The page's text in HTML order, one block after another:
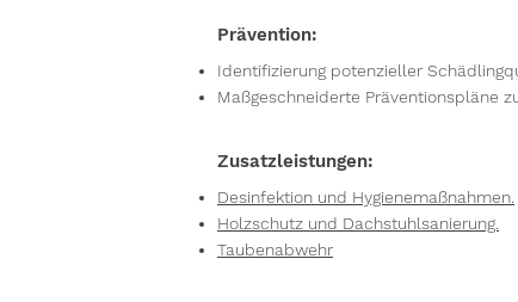
Prävention:
Identifizierung potenzieller
Maßgeschneiderte Präventionspläne
Zusatzleistungen:
Desinfektion und Hygienemaßnahmen.
Holzschutz und Dachstuhlsanierung.
Taubenabwehr